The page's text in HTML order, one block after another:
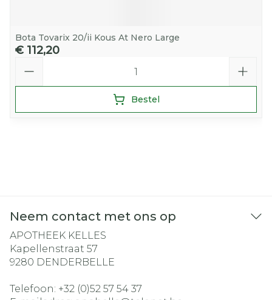
Bota Tovarix 20/ii Kous At Nero Large
€ 112,20
Bestel
Neem contact met ons op
APOTHEEK KELLES
Kapellenstraat 57
9280 DENDERBELLE
Telefoon: +32 (0)52 57 54 37